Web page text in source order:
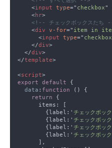
    <
input type=" checkbox"
    <
hr
    <
div v-for=" item in
      <
input type=" checkbox
    </
div
  </
div
</template
<script
export default
data : function
return
        {label:'
チェックボッ
        {label:'
チェックボッ
        {label:'
チェックボッ
        {label:'
チェックボッ